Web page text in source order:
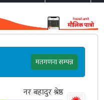
मतगणना सम्पन्न
नर बहादुर श्रेष्ठ